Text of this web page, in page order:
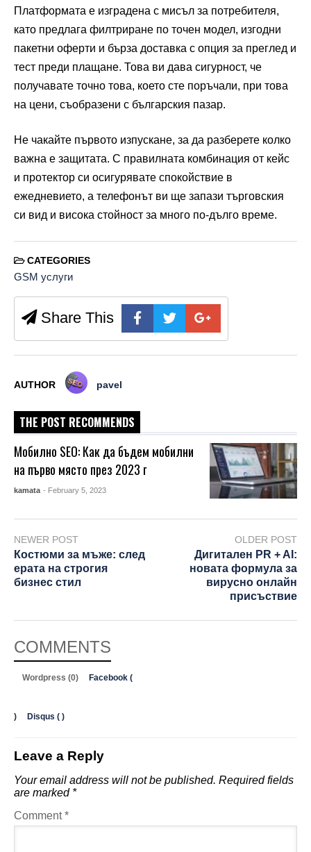
Платформата е изградена с мисъл за потребителя,
като предлага филтриране по точен модел, изгодни
пакетни оферти и бърза доставка с опция за преглед и
тест преди плащане. Това ви дава сигурност, че
получавате точно това, което сте поръчали, при това
на цени, съобразени с българския пазар.
Не чакайте първото изпускане, за да разберете колко
важна е защитата. С правилната комбинация от кейс
и протектор си осигурявате спокойствие в
ежедневието, а телефонът ви ще запази търговския
си вид и висока стойност за много по-дълго време.
CATEGORIES
GSM услуги
Share This
AUTHOR pavel
THE POST RECOMMENDS
Мобилно SEO: Как да бъдем мобилни
на първо място през 2023 г
kamata - February 5, 2023
NEWER POST
Костюми за мъже: след
ерата на строгия
бизнес стил
OLDER POST
Дигитален PR + AI:
новата формула за
вирусно онлайн
присъствие
COMMENTS
Wordpress (0) Facebook (
) Disqus ( )
Leave a Reply
Your email address will not be published. Required fields
are marked *
Comment*